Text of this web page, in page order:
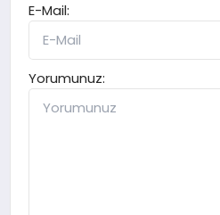
E-Mail:
Yorumunuz: